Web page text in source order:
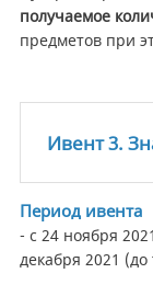
получаемое
предметов при
Ивент 3.
Период ивента
- с 24 ноября
декабря 2021